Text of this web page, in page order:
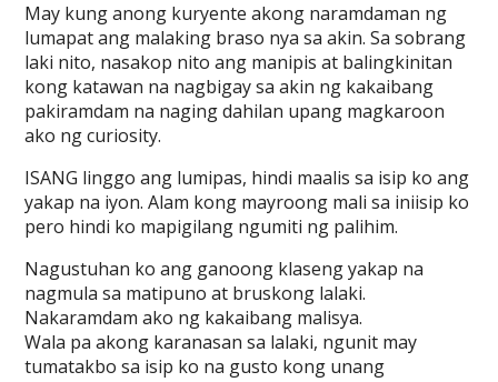
May kung anong kuryente akong naramdaman ng
lumapat ang malaking braso nya sa akin. Sa sobrang
laki nito, nasakop nito ang manipis at balingkinitan
kong katawan na nagbigay sa akin ng kakaibang
pakiramdam na naging dahilan upang magkaroon
ako ng curiosity.
ISANG linggo ang lumipas, hindi maalis sa isip ko ang
yakap na iyon. Alam kong mayroong mali sa iniisip ko
pero hindi ko mapigilang ngumiti ng palihim.
Nagustuhan ko ang ganoong klaseng yakap na
nagmula sa matipuno at bruskong lalaki.
Nakaramdam ako ng kakaibang malisya.
Wala pa akong karanasan sa lalaki, ngunit may
tumatakbo sa isip ko na gusto kong unang